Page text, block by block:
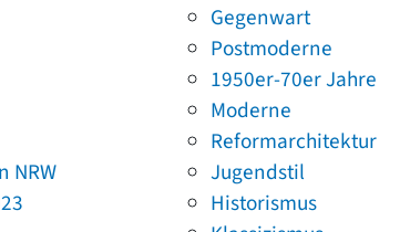
NRW
Gegenwart
Postmoderne
1950er-70er Jahre
Moderne
Reformarchitektur
Jugendstil
Historismus